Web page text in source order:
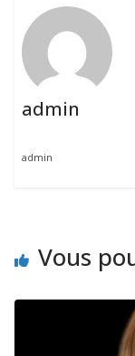
admin
admin
Vous